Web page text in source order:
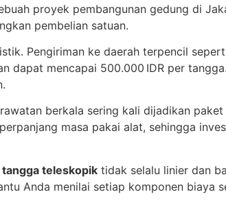
proyek pembangunan gedung di
pembelian satuan.
Pengiriman ke daerah terpencil
dapat mencapai 500.000 IDR per
berkala sering kali dijadikan
masa pakai alat, sehingga
tangga teleskopik tidak selalu linier dan
Anda menilai setiap komponen biaya